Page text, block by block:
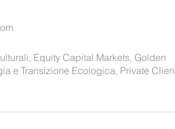
, Equity Capital Markets, Golden
e Transizione Ecologica, Private